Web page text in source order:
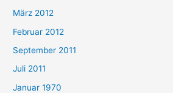
März 2012
Februar 2012
September 2011
Juli 2011
Januar 1970